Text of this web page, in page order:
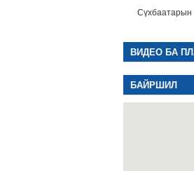
Сүхбаатарын
ВИДЕО БА
БАЙРШИЛ